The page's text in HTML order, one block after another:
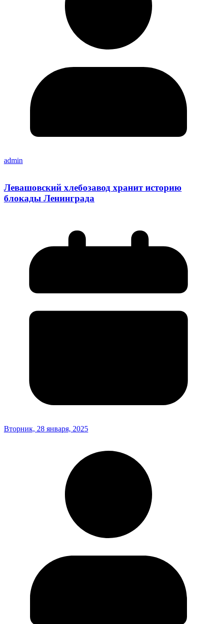
admin
Левашовский хлебозавод хранит историю
блокады Ленинграда
Вторник, 28 января, 2025